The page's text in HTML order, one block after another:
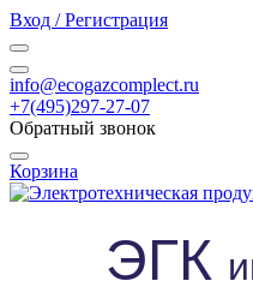
Вход / Регистрация
info@ecogazcomplect.ru
+7(495)297-27-07
Обратный звонок
Корзина
ЭГК